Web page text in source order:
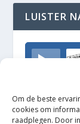
Om de beste
cookies om
raadplegen. Door
LUISTER